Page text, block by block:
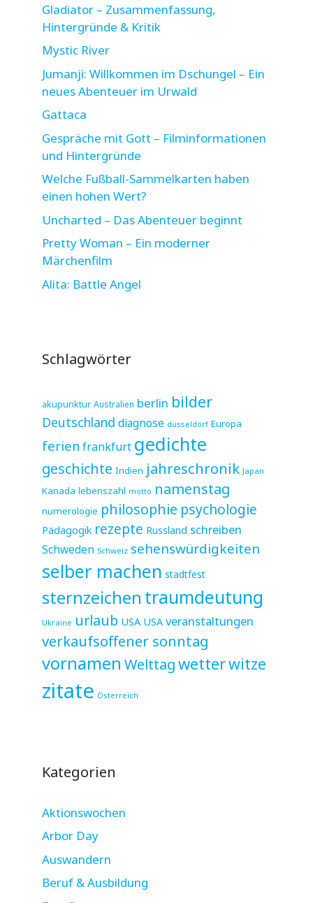
Gladiator – Zusammenfassung,
Hintergründe & Kritik
Mystic River
Jumanji: Willkommen im Dschungel – Ein
neues Abenteuer im Urwald
Gattaca
Gespräche mit Gott – Filminformationen
und Hintergründe
Welche Fußball-Sammelkarten haben
einen hohen Wert?
Uncharted – Das Abenteuer beginnt
Pretty Woman – Ein moderner
Märchenfilm
Alita: Battle Angel
Schlagwörter
akupunktur Australien berlin bilder
Deutschland diagnose düsseldorf Europa
ferien frankfurt gedichte
geschichte Indien jahreschronik Japan
Kanada lebenszahl motto namenstag
numerologie philosophie psychologie
Pädagogik rezepte Russland schreiben
Schweden Schweiz sehenswürdigkeiten
selber machen stadtfest
sternzeichen traumdeutung
Ukraine urlaub USA USA veranstaltungen
verkaufsoffener sonntag
vornamen Welttagwetterwitze
zitate Österreich
Kategorien
Aktionswochen
Arbor Day
Auswandern
Beruf & Ausbildung